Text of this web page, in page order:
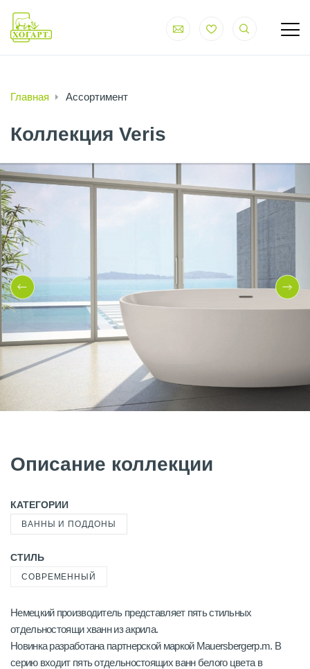
Главная Ассортимент
Коллекция Veris
Описание коллекции
КАТЕГОРИИ
ВАННЫ И ПОДДОНЫ
СТИЛЬ
СОВРЕМЕННЫЙ
Немецкий производитель представляет пять стильных
отдельностоящи хванн из акрила.
Новинка разработана партнерской маркой Mauersbergerp.m. В
серию входит пять отдельностоящих ванн белого цвета в